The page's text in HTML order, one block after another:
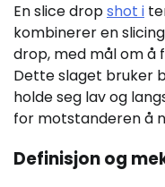
En slice dropshot i
kombinerer en
drop, med mål om å
Dette slaget bruker
holde seg lav og
for motstanderen å
Definisjon og